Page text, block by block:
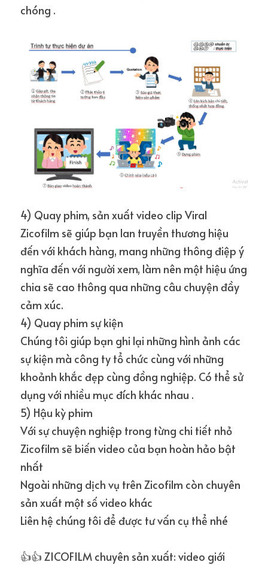
chóng .
4) Quay phim, sản xuất video clip Viral
Zicofilm sẽ giúp bạn lan truyền thương hiệu
đến với khách hàng, mang những thông điệp ý
nghĩa đến với người xem, làm nên một hiệu ứng
chia sẽ cao thông qua những câu chuyện đầy
cảm xúc.
4) Quay phim sự kiện
Chúng tôi giúp bạn ghi lại những hình ảnh các
sự kiện mà công ty tổ chức cùng với những
khoảnh khắc đẹp cùng đồng nghiệp. Có thể sử
dụng với nhiều mục đích khác nhau .
5) Hậu kỳ phim
Với sự chuyện nghiệp trong từng chi tiết nhỏ
Zicofilm sẽ biến video của bạn hoàn hảo bật
nhất
Ngoài những dịch vụ trên Zicofilm còn chuyên
sản xuất một số video khác
Liên hệ chúng tôi để được tư vấn cụ thể nhé
👍👍 ZICOFILM chuyên sản xuất: video giới